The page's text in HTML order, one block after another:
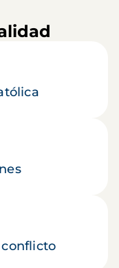
conflicto